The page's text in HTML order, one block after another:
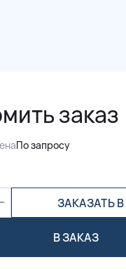
заказ
По запросу
ЗАКАЗАТЬ В
В ЗАКАЗ